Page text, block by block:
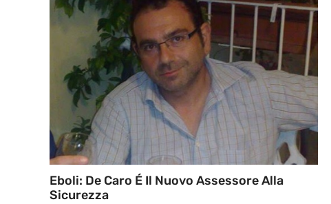
Eboli: De Caro É Il Nuovo Assessore Alla
Sicurezza